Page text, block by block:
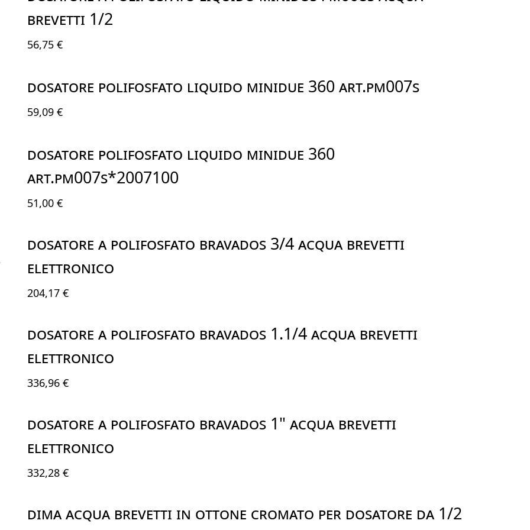
BREVETTI 1/2
56,75 €
DOSATORE POLIFOSFATO LIQUIDO MINIDUE 360 ART.PM007S
59,09 €
DOSATORE POLIFOSFATO LIQUIDO MINIDUE 360
ART.PM007S*2007100
51,00 €
DOSATORE A POLIFOSFATO BRAVADOS 3/4 ACQUA BREVETTI
ELETTRONICO
204,17 €
DOSATORE A POLIFOSFATO BRAVADOS 1.1/4 ACQUA BREVETTI
ELETTRONICO
336,96 €
DOSATORE A POLIFOSFATO BRAVADOS 1" ACQUA BREVETTI
ELETTRONICO
332,28 €
DIMA ACQUA BREVETTI IN OTTONE CROMATO PER DOSATORE DA 1/2